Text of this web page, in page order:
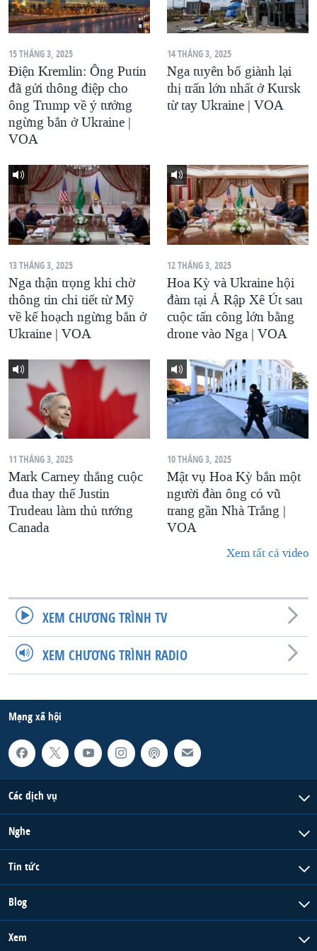
QUAN HỆ VIỆT MỸ
15 THÁNG 3, 2025
Điện Kremlin: Ông Putin
đã gửi thông điệp cho
ông Trump về ý tưởng
ngừng bắn ở Ukraine |
VOA
14 THÁNG 3, 2025
Nga tuyên bố giành lại
thị trấn lớn nhất ở Kursk
từ tay Ukraine | VOA
13 THÁNG 3, 2025
Nga thận trọng khi chờ
thông tin chi tiết từ Mỹ
về kế hoạch ngừng bắn ở
Ukraine | VOA
12 THÁNG 3, 2025
Hoa Kỳ và Ukraine hội
đàm tại Ả Rập Xê Út sau
cuộc tấn công lớn bằng
drone vào Nga | VOA
11 THÁNG 3, 2025
Mark Carney thắng cuộc
đua thay thế Justin
Trudeau làm thủ tướng
Canada
10 THÁNG 3, 2025
Mật vụ Hoa Kỳ bắn một
người đàn ông có vũ
trang gần Nhà Trắng |
VOA
Xem tất cả video
XEM CHƯƠNG TRÌNH TV
XEM CHƯƠNG TRÌNH RADIO
Mạng xã hội
Các dịch vụ
Nghe
Tin tức
Blog
Xem